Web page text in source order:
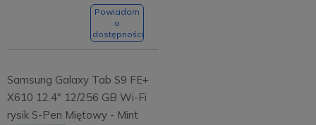
Powiadom
o
dostępności
Samsung Galaxy Tab S9 FE+
X610 12.4" 12/256 GB Wi-Fi
rysik S-Pen Miętowy - Mint